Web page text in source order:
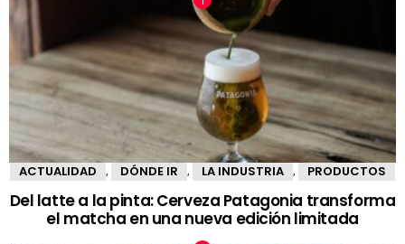
ACTUALIDAD DÓNDE IR LA INDUSTRIA PRODUCTOS
Del latte a la pinta: Cerveza Patagonia transforma
el matcha en una nueva edición limitada